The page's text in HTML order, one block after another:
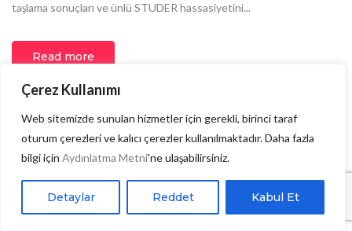
Çerez Kullanımı
Web sitemizde sunulan hizmetler için gerekli, birinci taraf
oturum çerezleri ve kalıcı çerezler kullanılmaktadır. Daha fazla
bilgi için Aydınlatma Metni'ne ulaşabilirsiniz.
Detaylar Reddet Kabul Et
taşlama sonuçları ve ünlü STUDER hassasiyetini...
Read more